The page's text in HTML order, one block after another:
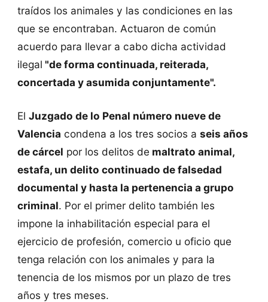
traídos los animales y las condiciones en las
que se encontraban. Actuaron de común
acuerdo para llevar a cabo dicha actividad
ilegal "de forma continuada, reiterada,
concertada y asumida conjuntamente".
El Juzgado de lo Penal número nueve de
Valencia condena a los tres socios a seis años
de cárcel por los delitos de maltrato animal,
estafa, un delito continuado de falsedad
documental y hasta la pertenencia a grupo
criminal. Por el primer delito también les
impone la inhabilitación especial para el
ejercicio de profesión, comercio u oficio que
tenga relación con los animales y para la
tenencia de los mismos por un plazo de tres
años y tres meses.